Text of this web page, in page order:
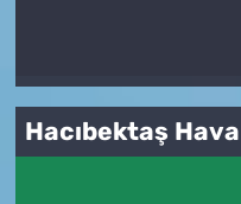
Hacıbektaş